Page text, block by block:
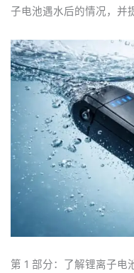
子电池遇水后的情况，并
第 1 部分：了解锂离子电